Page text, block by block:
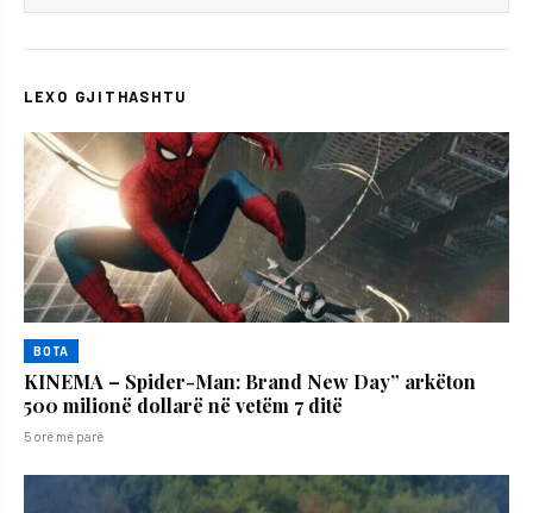
LEXO GJITHASHTU
BOTA
KINEMA – Spider-Man: Brand New Day” arkëton
500 milionë dollarë në vetëm 7 ditë
5 orë më parë